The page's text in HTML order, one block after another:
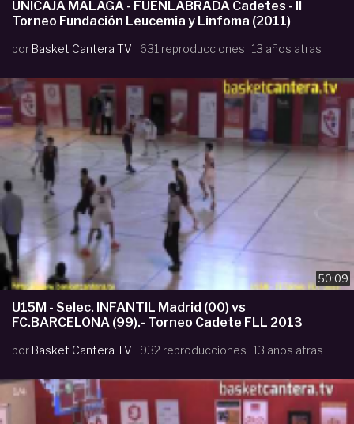
UNICAJA MÁLAGA - FUENLABRADA Cadetes - II
Torneo Fundación Leucemia y Linfoma (2011)
por Basket Cantera TV 631 reproducciones 13 años atras
50:09
U15M - Selec. INFANTIL Madrid (00) vs
FC.BARCELONA (99).- Torneo Cadete FLL 2013
por Basket Cantera TV 932 reproducciones 13 años atras